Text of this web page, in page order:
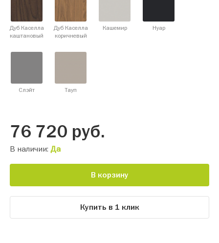
Дуб Каселла
каштановый
Дуб Каселла
коричневый
Кашемир Нуар
Слэйт Тауп
76 720 руб.
В наличии: Да
В корзину
Купить в 1 клик